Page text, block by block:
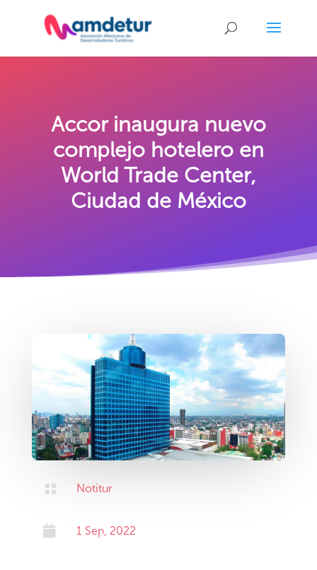
Accor inaugura nuevo
complejo hotelero en
World Trade Center,
Ciudad de México
 Notitur
 1 Sep, 2022